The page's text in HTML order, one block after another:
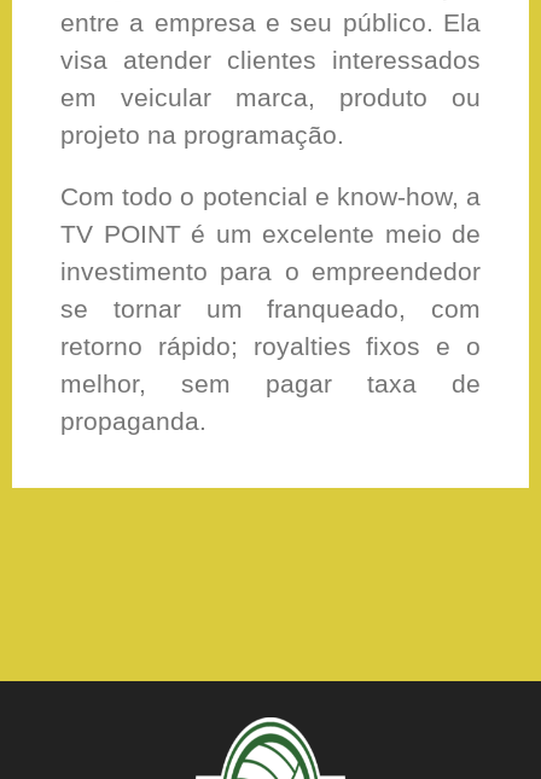
entre a empresa e seu público. Ela
visa atender clientes interessados
em veicular marca, produto ou
projeto na programação.
Com todo o potencial e know-how, a
TV POINT é um excelente meio de
investimento para o empreendedor
se tornar um franqueado, com
retorno rápido; royalties fixos e o
melhor, sem pagar taxa de
propaganda.